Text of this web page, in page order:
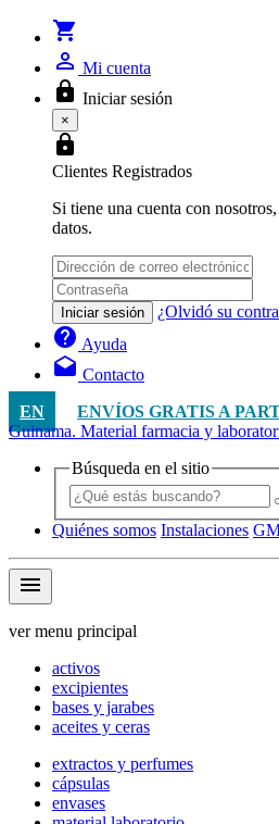
shopping_cart
person_outline Mi cuenta
lock Iniciar sesión
×
lock
Clientes Registrados
Si tiene una cuenta con
datos.
Iniciar sesión ¿Olvidó su
help Ayuda
drafts Contacto
EN
ENVÍOS GRATIS A
Guinama. Material farmacia y
Búsqueda en el sitio
Quiénes somos Instalaciones
menu
ver menu principal
activos
excipientes
bases y jarabes
aceites y ceras
extractos y perfumes
cápsulas
envases